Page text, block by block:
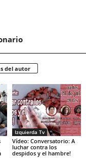
del autor
Izquierda Tv
Vídeo: Conversatorio: A
luchar contra los
despidos y el hambre!